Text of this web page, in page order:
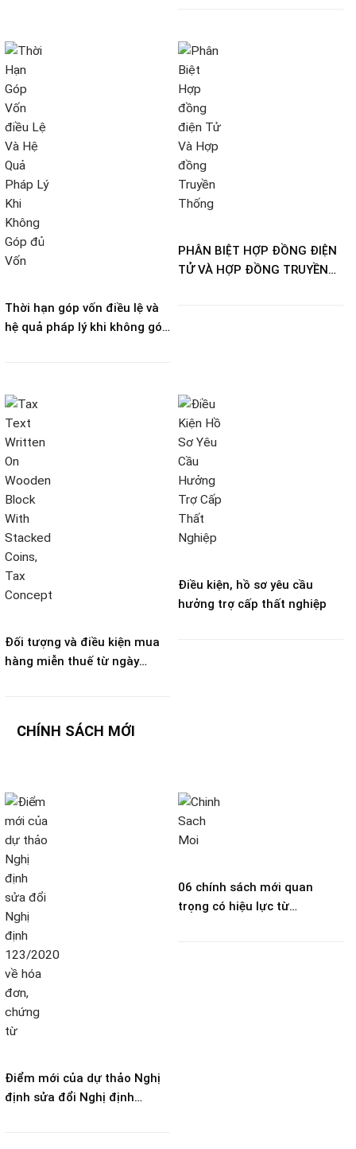
Thời hạn góp vốn điều lệ và
hệ quả pháp lý khi không góp
PHÂN BIỆT HỢP ĐỒNG ĐIỆN
TỬ VÀ HỢP ĐỒNG TRUYỀN
Đối tượng và điều kiện mua
hàng miễn thuế từ ngày
Điều kiện, hồ sơ yêu cầu
hưởng trợ cấp thất nghiệp
CHÍNH SÁCH MỚI
Điểm mới của dự thảo Nghị
định sửa đổi Nghị định
06 chính sách mới quan
trọng có hiệu lực từ